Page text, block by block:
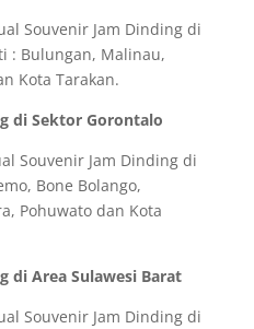
Souvenir Jam Dinding di
: Bulungan, Malinau,
Kota Tarakan.
di Sektor Gorontalo
Souvenir Jam Dinding di
Bone Bolango,
Pohuwato dan Kota
di Area Sulawesi Barat
Souvenir Jam Dinding di